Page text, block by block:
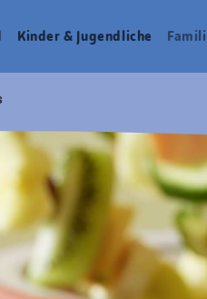
Kinder & Jugendliche